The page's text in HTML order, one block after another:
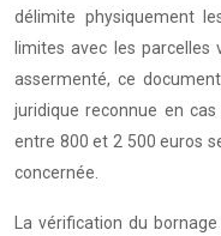
délimite physiquement
limites avec les parcelles
assermenté, ce
juridique reconnue en
entre 800 et 2 500 euros
concernée.
La vérification du